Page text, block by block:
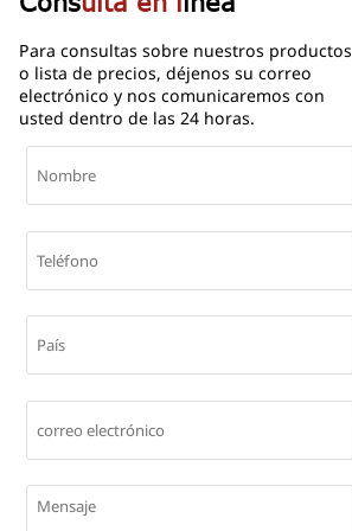
Para consultas sobre nuestros productos
o lista de precios, déjenos su correo
electrónico y nos comunicaremos con
usted dentro de las 24 horas.